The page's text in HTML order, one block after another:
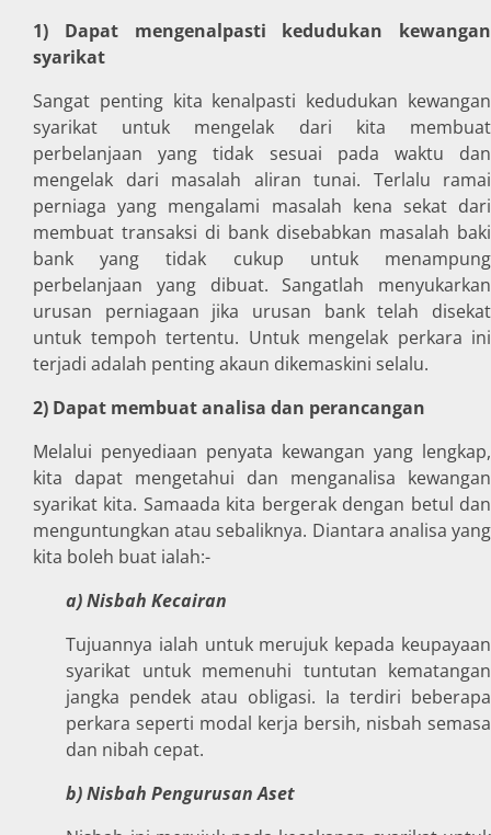
1) Dapat mengenalpasti kedudukan kewangan
syarikat
Sangat penting kita kenalpasti kedudukan kewangan
syarikat untuk mengelak dari kita membuat
perbelanjaan yang tidak sesuai pada waktu dan
mengelak dari masalah aliran tunai. Terlalu ramai
perniaga yang mengalami masalah kena sekat dari
membuat transaksi di bank disebabkan masalah baki
bank yang tidak cukup untuk menampung
perbelanjaan yang dibuat. Sangatlah menyukarkan
urusan perniagaan jika urusan bank telah disekat
untuk tempoh tertentu. Untuk mengelak perkara ini
terjadi adalah penting akaun dikemaskini selalu.
2) Dapat membuat analisa dan perancangan
Melalui penyediaan penyata kewangan yang lengkap,
kita dapat mengetahui dan menganalisa kewangan
syarikat kita. Samaada kita bergerak dengan betul dan
menguntungkan atau sebaliknya. Diantara analisa yang
kita boleh buat ialah:-
a) Nisbah Kecairan
Tujuannya ialah untuk merujuk kepada keupayaan
syarikat untuk memenuhi tuntutan kematangan
jangka pendek atau obligasi. Ia terdiri beberapa
perkara seperti modal kerja bersih, nisbah semasa
dan nibah cepat.
b) Nisbah Pengurusan Aset